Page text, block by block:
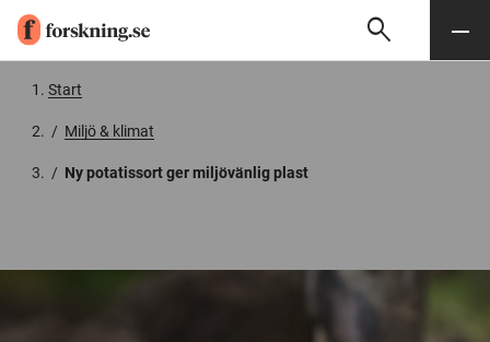
Söksearch Meny
Start
/ Miljö & klimat
/ Ny potatissort ger miljövänlig plast